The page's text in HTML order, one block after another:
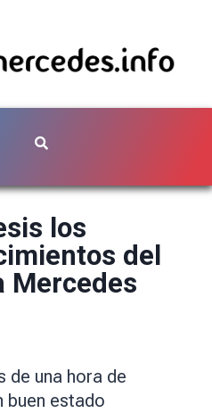
los
del
Mercedes
de una hora de
buen estado